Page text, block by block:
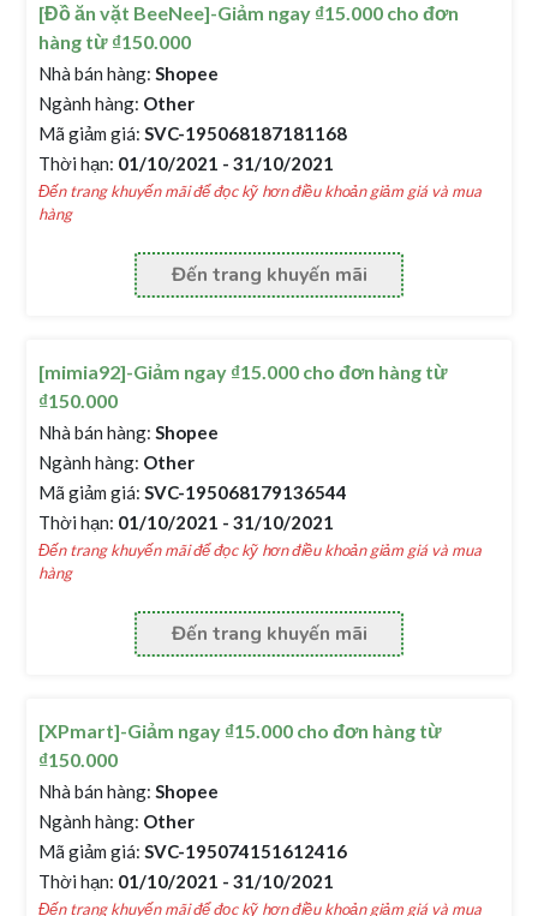
[Đồ ăn vặt BeeNee]-Giảm ngay ₫15.000 cho đơn
hàng từ ₫150.000
Nhà bán hàng: Shopee
Ngành hàng: Other
Mã giảm giá: SVC-195068187181168
Thời hạn: 01/10/2021 - 31/10/2021
Đến trang khuyến mãi để đọc kỹ hơn điều khoản giảm giá và mua
hàng
Đến trang khuyến mãi
[mimia92]-Giảm ngay ₫15.000 cho đơn hàng từ
₫150.000
Nhà bán hàng: Shopee
Ngành hàng: Other
Mã giảm giá: SVC-195068179136544
Thời hạn: 01/10/2021 - 31/10/2021
Đến trang khuyến mãi để đọc kỹ hơn điều khoản giảm giá và mua
hàng
Đến trang khuyến mãi
[XPmart]-Giảm ngay ₫15.000 cho đơn hàng từ
₫150.000
Nhà bán hàng: Shopee
Ngành hàng: Other
Mã giảm giá: SVC-195074151612416
Thời hạn: 01/10/2021 - 31/10/2021
Đến trang khuyến mãi để đọc kỹ hơn điều khoản giảm giá và mua